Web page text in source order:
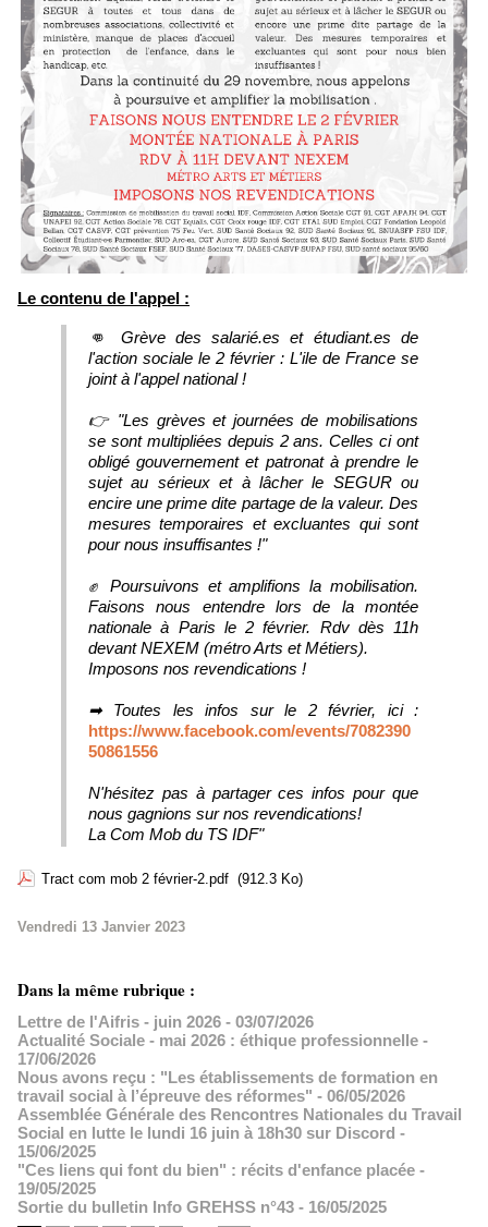
Le contenu de l'appel :
👊 Grève des salarié.es et étudiant.es de
l'action sociale le 2 février : L'ile de France se
joint à l'appel national !
👉 "Les grèves et journées de mobilisations
se sont multipliées depuis 2 ans. Celles ci ont
obligé gouvernement et patronat à prendre le
sujet au sérieux et à lâcher le SEGUR ou
encire une prime dite partage de la valeur. Des
mesures temporaires et excluantes qui sont
pour nous insuffisantes !"
✊ Poursuivons et amplifions la mobilisation.
Faisons nous entendre lors de la montée
nationale à Paris le 2 février. Rdv dès 11h
devant NEXEM (métro Arts et Métiers).
Imposons nos revendications !
➡ Toutes les infos sur le 2 février, ici :
https://www.facebook.com/events/7082390
50861556
N'hésitez pas à partager ces infos pour que
nous gagnions sur nos revendications!
La Com Mob du TS IDF"
Tract com mob 2 février-2.pdf (912.3 Ko)
Vendredi 13 Janvier 2023
Dans la même rubrique :
Lettre de l'Aifris - juin 2026 - 03/07/2026
Actualité Sociale - mai 2026 : éthique professionnelle -
17/06/2026
Nous avons reçu : "Les établissements de formation en
travail social à l’épreuve des réformes" - 06/05/2026
Assemblée Générale des Rencontres Nationales du Travail
Social en lutte le lundi 16 juin à 18h30 sur Discord -
15/06/2025
"Ces liens qui font du bien" : récits d'enfance placée -
19/05/2025
Sortie du bulletin Info GREHSS n°43 - 16/05/2025